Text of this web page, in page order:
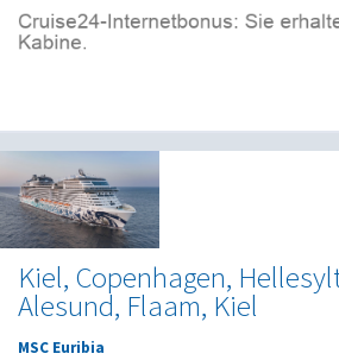
Kiel, Copenhagen,
Alesund, Flaam, Kiel
MSC Euribia